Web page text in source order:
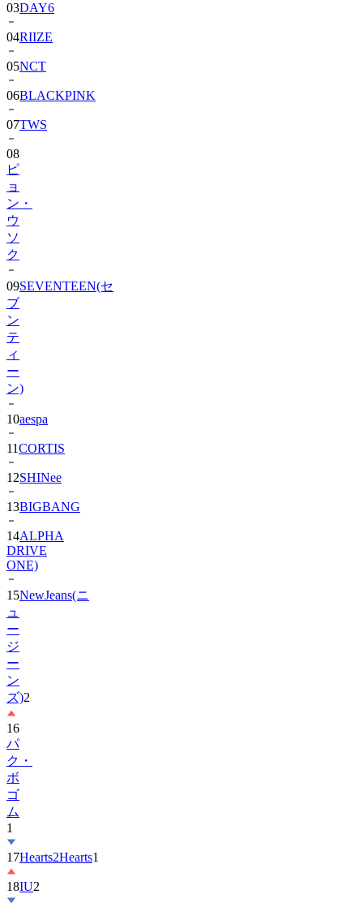
04RIIZE
05NCT
06BLACKPINK
07TWS
08
ピ
ョ
ン・
ウ
ソ
ク
09
ブ
ン
テ
ィ
ー
ン)
10aespa
11CORTIS
12SHINee
13BIGBANG
14ALPHA
DRIVE
ONE)
15NewJeans(ニ
ュ
ー
ジ
ー
ン
ズ)
16
パ
ク・
ボ
ゴ
ム
1
17
18IU2
19
ス